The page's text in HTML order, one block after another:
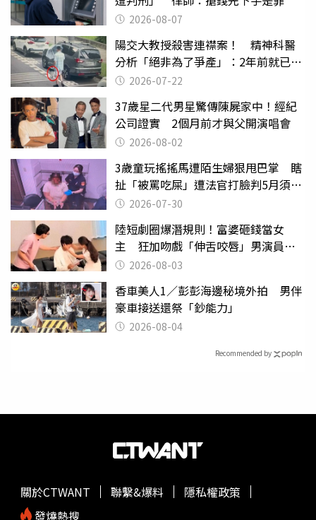
2026-08-07
陽交大教授殺害連襟案！ 精神科醫
分析「絕非為了爭產」：2年前就已言
行詭異
2026-07-22
37歲星二代男星驚傳陳屍家中！經紀
公司證實 2個月前才與父開演唱會
2026-08-02
3歲童玩搖搖馬遭陌生婦狠甩巴掌 瞎
扯「被罵吃屎」遭法官打臉判5月須入
監 2026-07-30
陸短劇圈爆潛規則！富婆砸錢當女
主 狂加吻戲「伸舌咬唇」男演員崩
潰 2026-08-03
香車美人1／彭彭海邊秘境外拍 男伴
豪車接送還祭「鈔能力」
2026-08-04
Recommended by
關於CTWANT 聯繫&爆料
隱私權政策
發燒熱搜